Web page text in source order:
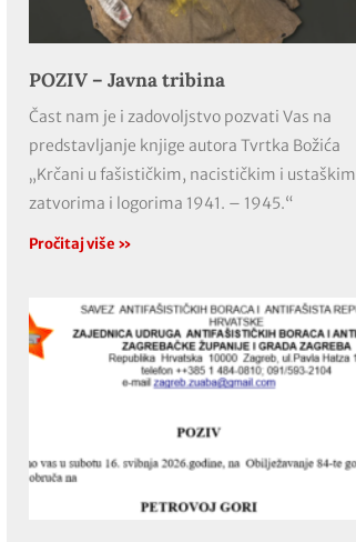
POZIV – Javna tribina
Čast nam je i zadovoljstvo pozvati Vas na
predstavljanje knjige autora Tvrtka Božića
„Krčani u fašističkim, nacističkim i ustaškim
zatvorima i logorima 1941. – 1945.“
Pročitaj više »